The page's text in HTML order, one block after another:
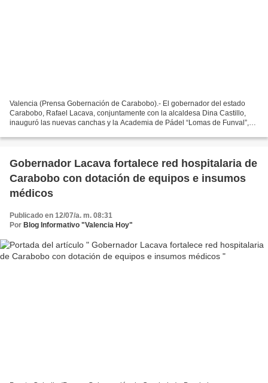
Valencia (Prensa Gobernación de Carabobo).- El gobernador del estado
Carabobo, Rafael Lacava, conjuntamente con la alcaldesa Dina Castillo,
inauguró las nuevas canchas y la Academia de Pádel “Lomas de Funval”,
Gobernador Lacava fortalece red hospitalaria de
Carabobo con dotación de equipos e insumos
médicos
Publicado en 12/07/a. m. 08:31
Por Blog Informativo "Valencia Hoy"